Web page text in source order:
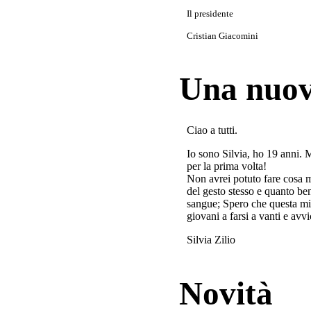
Il presidente
Cristian Giacomini
Una
Ciao a tutti.
Io sono Silvia, ho 19 anni.
per la prima volta!
Non avrei potuto fare cosa
del gesto stesso e quanto
sangue; Spero che questa
giovani a farsi a vanti e
Silvia Zilio
Novità